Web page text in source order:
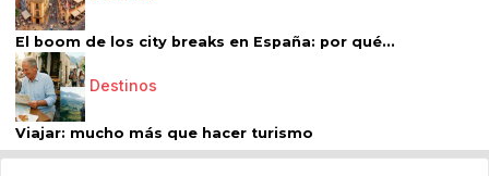
El boom de los city breaks en España: por qué...
Destinos
Viajar: mucho más que hacer turismo